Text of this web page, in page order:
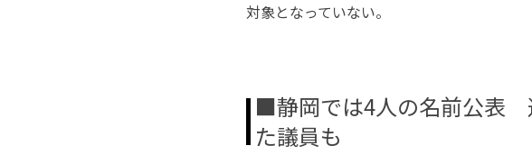
対象となっていない。
■静岡では4人の名前公表
た議員も